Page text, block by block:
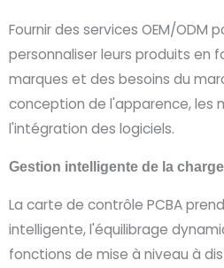
Fournir des services OEM/ODM
personnaliser leurs produits en
marques et des besoins du
conception de l'apparence, les
l'intégration des logiciels.
Gestion intelligente de la charge
La carte de contrôle PCBA
intelligente, l'équilibrage
fonctions de mise à niveau à